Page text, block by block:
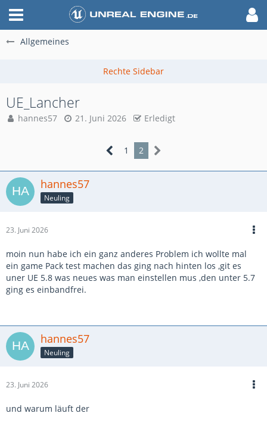
Allgemeines
UE_Lancher
hannes57 21. Juni 2026 Erledigt
1 2
hannes57
Neuling
23. Juni 2026
moin nun habe ich ein ganz anderes Problem ich wollte mal
ein game Pack test machen das ging nach hinten los ,git es
uner UE 5.8 was neues was man einstellen mus ,den unter 5.7
ging es einbandfrei.
hannes57
Neuling
23. Juni 2026
und warum läuft der